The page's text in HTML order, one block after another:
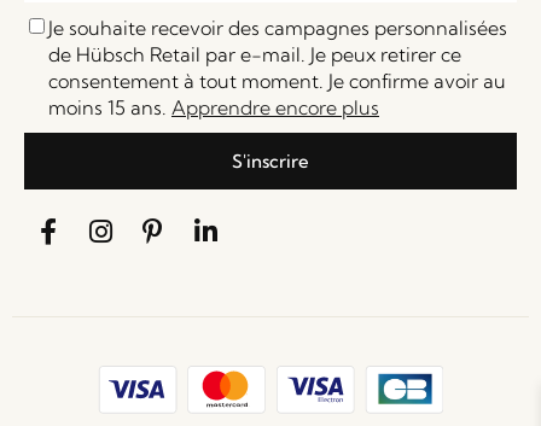
Je souhaite recevoir des campagnes personnalisées
de Hübsch Retail par e-mail. Je peux retirer ce
consentement à tout moment. Je confirme avoir au
moins 15 ans. Apprendre encore plus
S'inscrire